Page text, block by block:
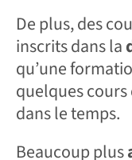
De plus, des
inscrits dans la
qu’une
quelques
dans le temps.
Beaucoup plus